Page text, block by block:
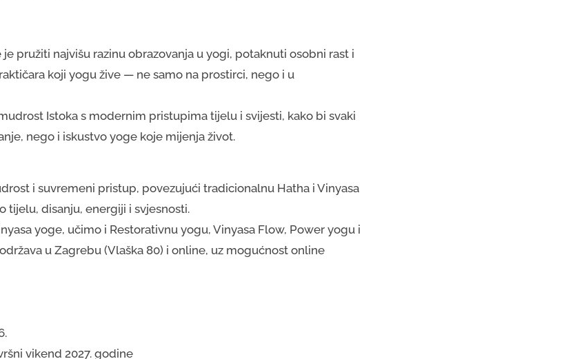
je pružiti najvišu razinu obrazovanja u yogi, potaknuti osobni rast i
koji yogu žive — ne samo na prostirci, nego i u
Istoka s modernim pristupima tijelu i svijesti, kako bi svaki
nego i iskustvo yoge koje mijenja život.
i suvremeni pristup, povezujući tradicionalnu Hatha i Vinyasa
tijelu, disanju, energiji i svjesnosti.
yoge, učimo i Restorativnu yogu, Vinyasa Flow, Power yogu i
u Zagrebu (Vlaška 80) i online, uz mogućnost online
vikend 2027. godine